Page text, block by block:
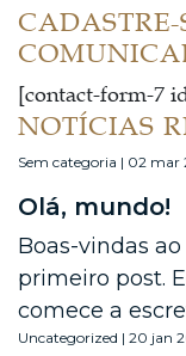
CADASTRE-
[contact-form-7
NOTÍCIAS
Sem categoria | 02 mar
Olá, mundo!
Boas-vindas ao
primeiro post.
comece a
Uncategorized | 20 jan